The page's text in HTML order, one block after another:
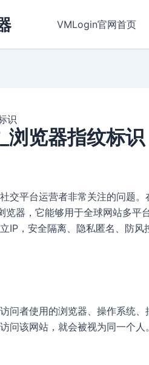
VMLogin官网首页
识
浏览器指纹标识
交平台运营者非常关注的问题
器，它能够用于全球网站多平
IP，安全隔离、隐私匿名、防
问者使用的浏览器、操作系统
问该网站，就会被视为同一个